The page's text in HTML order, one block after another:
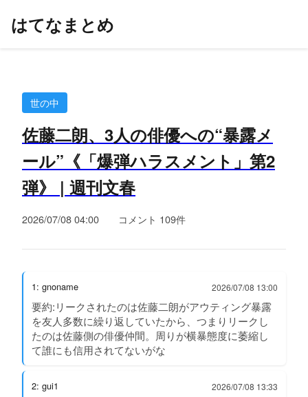
はてなまとめ
世の中
佐藤二朗、3人の俳優への“暴露メ
ール”《「爆弾ハラスメント」第2
弾》 | 週刊文春
2026/07/08 04:00 コメント 109件
1: gnoname 2026/07/08 13:00
要約:リークされたのは佐藤二朗がアウティング暴露
を友人多数に繰り返していたから、つまりリークし
たのは佐藤側の俳優仲間。周りが横暴態度に萎縮し
て誰にも信用されてないがな
2: gui1 2026/07/08 13:33